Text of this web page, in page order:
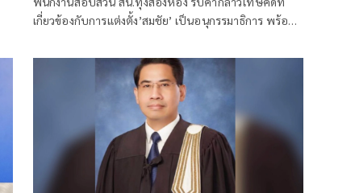
เกี่ยวข้องกับการแต่งตั้ง’สมชัย’ เป็นอนุกรรมาธิการ พร้อม
อยู่ระหว่างรวบรวมพยานหลักฐาน เพื่อดำเนินการเพิ่มเติม
กับบุคคลที่เกี่ยวข้องทั้งคณะกรรมาธิการและคณะอนุ